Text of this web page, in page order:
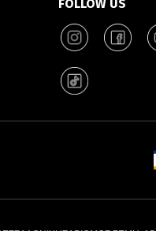
FOLLOW US